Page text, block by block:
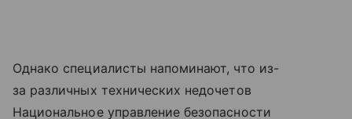
Однако специалисты напоминают, что из-
за различных технических недочетов
Национальное управление безопасности